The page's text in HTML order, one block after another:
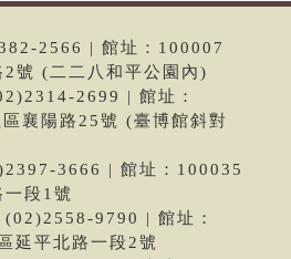
2566 | 館址：100007
2號 (二二八和平公園內)
2699 | 館址：
襄陽路25號 (臺博館斜對
3666 | 館址：100035
段1號
9790 | 館址：
延平北路一段2號